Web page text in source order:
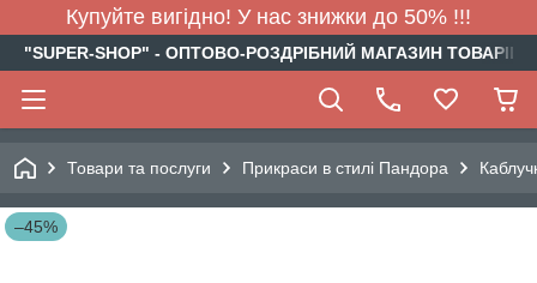
Купуйте вигідно! У нас знижки до 50% !!!
"SUPER-SHOP" - ОПТОВО-РОЗДРІБНИЙ МАГАЗИН
Товари та послуги Прикраси в стилі Пандора
–45%